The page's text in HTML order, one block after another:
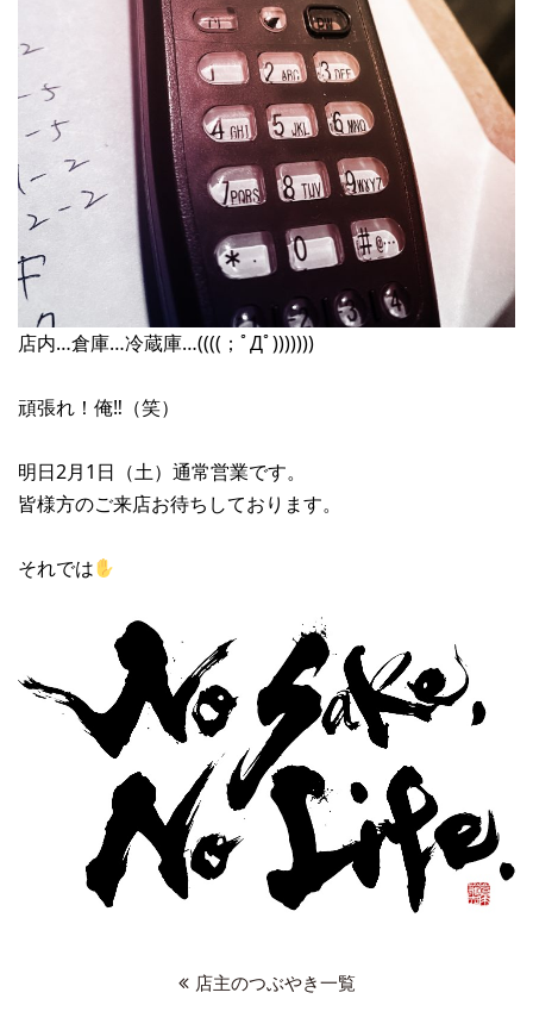
店内…倉庫…冷蔵庫…((((；ﾟДﾟ)))))))
頑張れ！俺‼︎（笑）
明日2月1日（土）通常営業です。
皆様方のご来店お待ちしております。
それでは
店主のつぶやき一覧